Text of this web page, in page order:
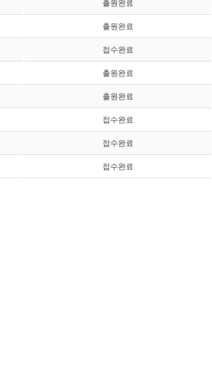
출원완료
출원완료
접수완료
출원완료
출원완료
접수완료
접수완료
접수완료